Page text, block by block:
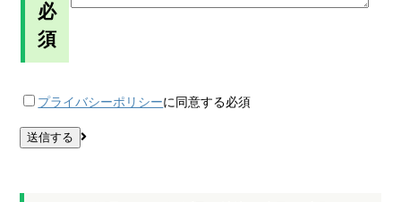
必
須
プライバシーポリシーに同意する必須